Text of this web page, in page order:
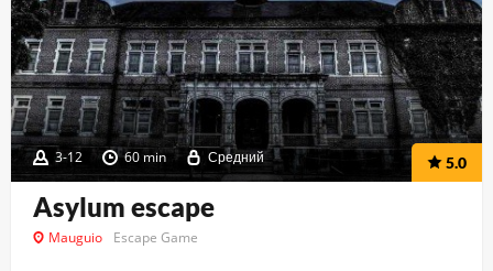
3-12 60 min Средний 5.0
Asylum escape
Mauguio Escape Game